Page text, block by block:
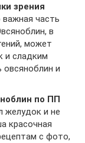
зрения
важная часть
в
может
и сладким
и
по ПП
желудок и не
красочная
с фото,